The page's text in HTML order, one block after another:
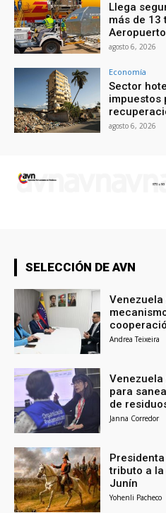
Llega
más de 13
agosto 6, 2026
Economía
Sector
impuestos
agosto 6, 2026
SELECCIÓN DE AVN
Venezuela
Andrea Teixeira
Venezuela
para
de
Janna Corredor
tributo a
Junín
Yohenli Pacheco